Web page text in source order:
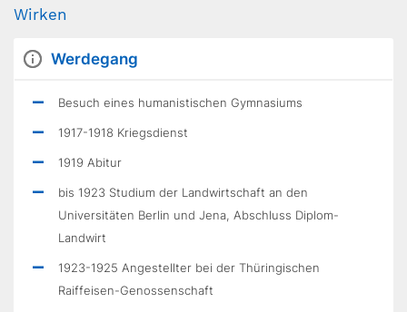
Wirken
Werdegang
Besuch eines humanistischen Gymnasiums
1917-1918 Kriegsdienst
1919 Abitur
bis 1923 Studium der Landwirtschaft an den
Universitäten Berlin und Jena, Abschluss Diplom-
Landwirt
1923-1925 Angestellter bei der Thüringischen
Raiffeisen-Genossenschaft